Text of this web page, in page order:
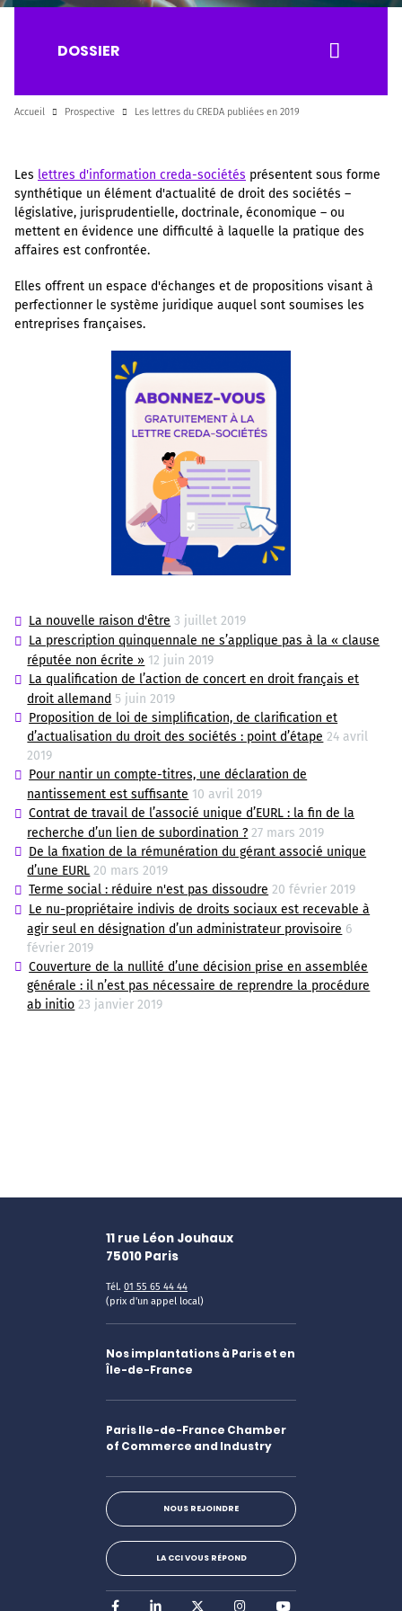
DOSSIER
Accueil Prospective Les lettres du CREDA publiées en 2019
Les lettres d'information creda-sociétés présentent sous forme
synthétique un élément d'actualité de droit des sociétés –
législative, jurisprudentielle, doctrinale, économique – ou
mettent en évidence une difficulté à laquelle la pratique des
affaires est confrontée.
Elles offrent un espace d'échanges et de propositions visant à
perfectionner le système juridique auquel sont soumises les
entreprises françaises.
La nouvelle raison d'être 3 juillet 2019
La prescription quinquennale ne s’applique pas à la « clause
réputée non écrite » 12 juin 2019
La qualification de l’action de concert en droit français et
droit allemand 5 juin 2019
Proposition de loi de simplification, de clarification et
d’actualisation du droit des sociétés : point d’étape 24 avril
2019
Pour nantir un compte-titres, une déclaration de
nantissement est suffisante 10 avril 2019
Contrat de travail de l’associé unique d’EURL : la fin de la
recherche d’un lien de subordination ? 27 mars 2019
De la fixation de la rémunération du gérant associé unique
d’une EURL 20 mars 2019
Terme social : réduire n'est pas dissoudre 20 février 2019
Le nu-propriétaire indivis de droits sociaux est recevable à
agir seul en désignation d’un administrateur provisoire 6
février 2019
Couverture de la nullité d’une décision prise en assemblée
générale : il n’est pas nécessaire de reprendre la procédure
ab initio 23 janvier 2019
11 rue Léon Jouhaux
75010 Paris
Tél. 01 55 65 44 44
(prix d'un appel local)
Nos implantations à Paris et en
Île-de-France
Paris Ile-de-France Chamber
of Commerce and Industry
NOUS REJOINDRE
LA CCI VOUS RÉPOND
FacebookLinkedIn InstagramYoutube